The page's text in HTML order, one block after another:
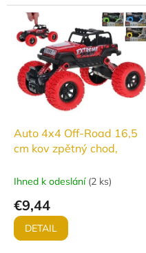
nesmí chybět.
Auto 4x4 Off-Road 16,5
cm kov zpětný chod,
Ihned k odeslání (2 ks)
€9,44
DETAIL